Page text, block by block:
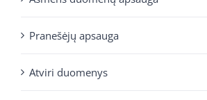
Pranešėjų apsauga
Atviri duomenys